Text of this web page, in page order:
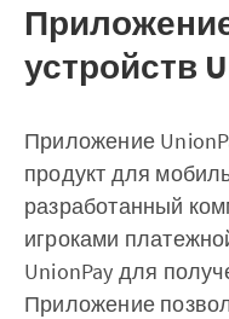
устройств
Приложение
продукт для
разработанный
игроками
UnionPay для
Приложение